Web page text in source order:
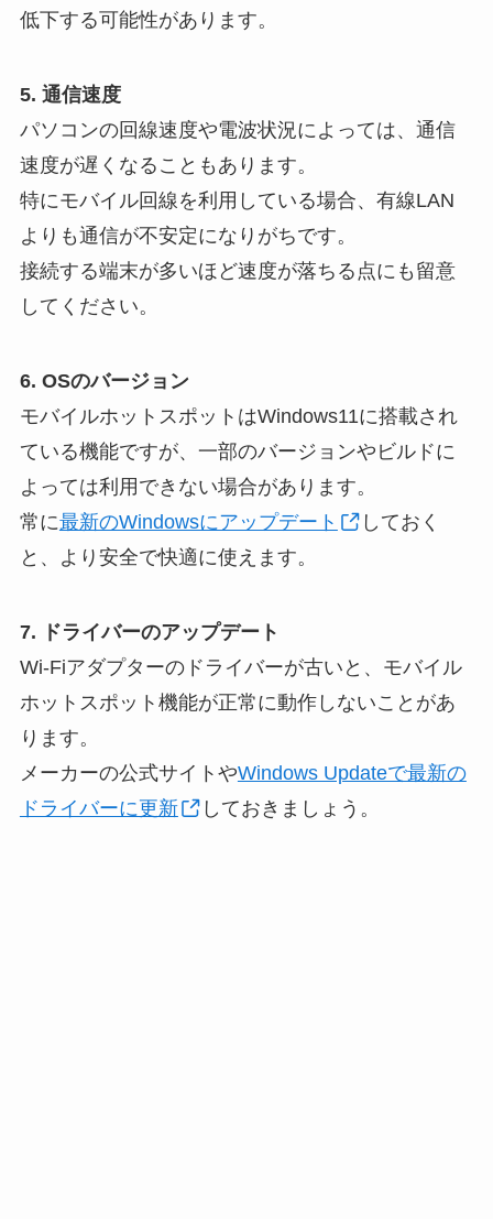
低下する可能性があります。
5. 通信速度
パソコンの回線速度や電波状況によっては、通信
速度が遅くなることもあります。
特にモバイル回線を利用している場合、有線LAN
よりも通信が不安定になりがちです。
接続する端末が多いほど速度が落ちる点にも留意
してください。
6. OSのバージョン
モバイルホットスポットはWindows11に搭載され
ている機能ですが、一部のバージョンやビルドに
よっては利用できない場合があります。
常に最新のWindowsにアップデート
しておく
と、より安全で快適に使えます。
7. ドライバーのアップデート
Wi-Fiアダプターのドライバーが古いと、モバイル
ホットスポット機能が正常に動作しないことがあ
ります。
メーカーの公式サイトやWindows Updateで最新の
ドライバーに更新
しておきましょう。